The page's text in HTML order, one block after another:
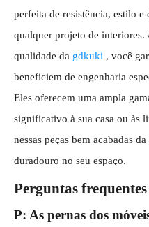
perfeita de resistência, estilo
qualquer projeto de interiores.
qualidade da gdkuki , você
beneficiem de engenharia
Eles oferecem uma ampla
significativo à sua casa ou às
nessas peças bem acabadas
duradouro no seu espaço.
Perguntas frequentes
P: As pernas dos